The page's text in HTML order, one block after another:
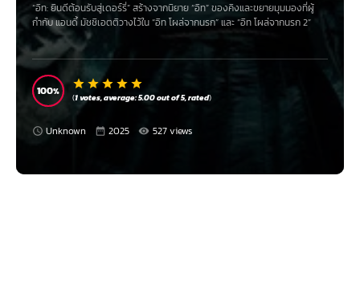
“อิท: ยินดีต้อนรับสู่เดอร์รี่” สร้างจากนิยาย “อิท” ของคิงและขยายมุมมองที่ผู้
กำกับ แอนดี้ มัชชิเอตติวางไว้ใน “อิท โผล่จากนรก” และ “อิท โผล่จากนรก 2”
100 (1votes, average:5.00out of 5,rated)
Unknown 2025 527 views